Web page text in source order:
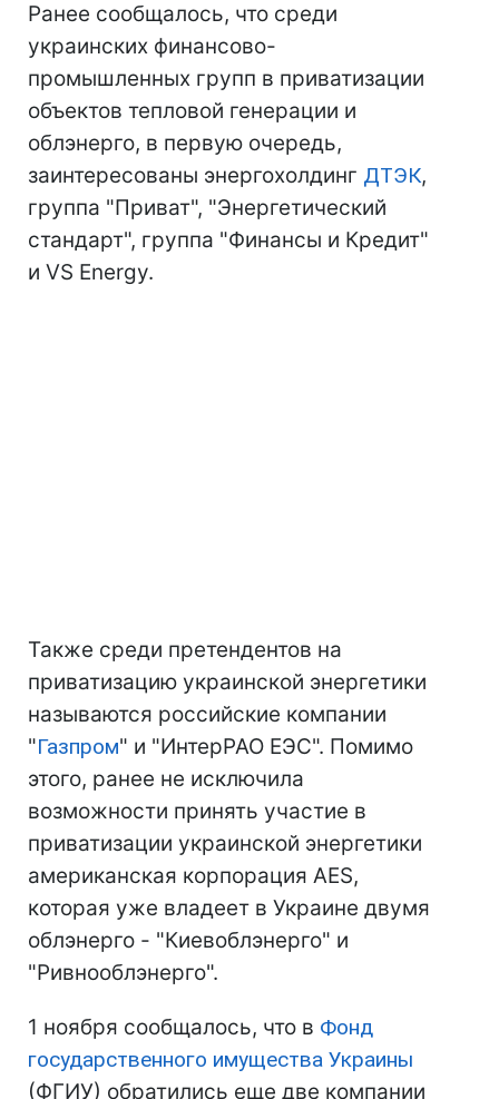
Ранее сообщалось, что среди
украинских финансово-
промышленных групп в приватизации
объектов тепловой генерации и
облэнерго, в первую очередь,
заинтересованы энергохолдинг ДТЭК,
группа "Приват", "Энергетический
стандарт", группа "Финансы и Кредит"
и VS Energy.
Также среди претендентов на
приватизацию украинской энергетики
называются российские компании
"Газпром" и "ИнтерРАО ЕЭС". Помимо
этого, ранее не исключила
возможности принять участие в
приватизации украинской энергетики
американская корпорация AES,
которая уже владеет в Украине двумя
облэнерго - "Киевоблэнерго" и
"Ривнооблэнерго".
1 ноября сообщалось, что в Фонд
государственного имущества Украины
(ФГИУ) обратились еще две компании